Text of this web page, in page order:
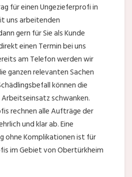
für einen Ungezieferprofi in
uns arbeitenden
gern für Sie als Kunde
einen Termin bei uns
am Telefon werden wir
ganzen relevanten Sachen
können die
schwanken.
rechnen alle Aufträge der
und klar ab. Eine
ohne Komplikationen ist für
im Gebiet von Obertürkheim